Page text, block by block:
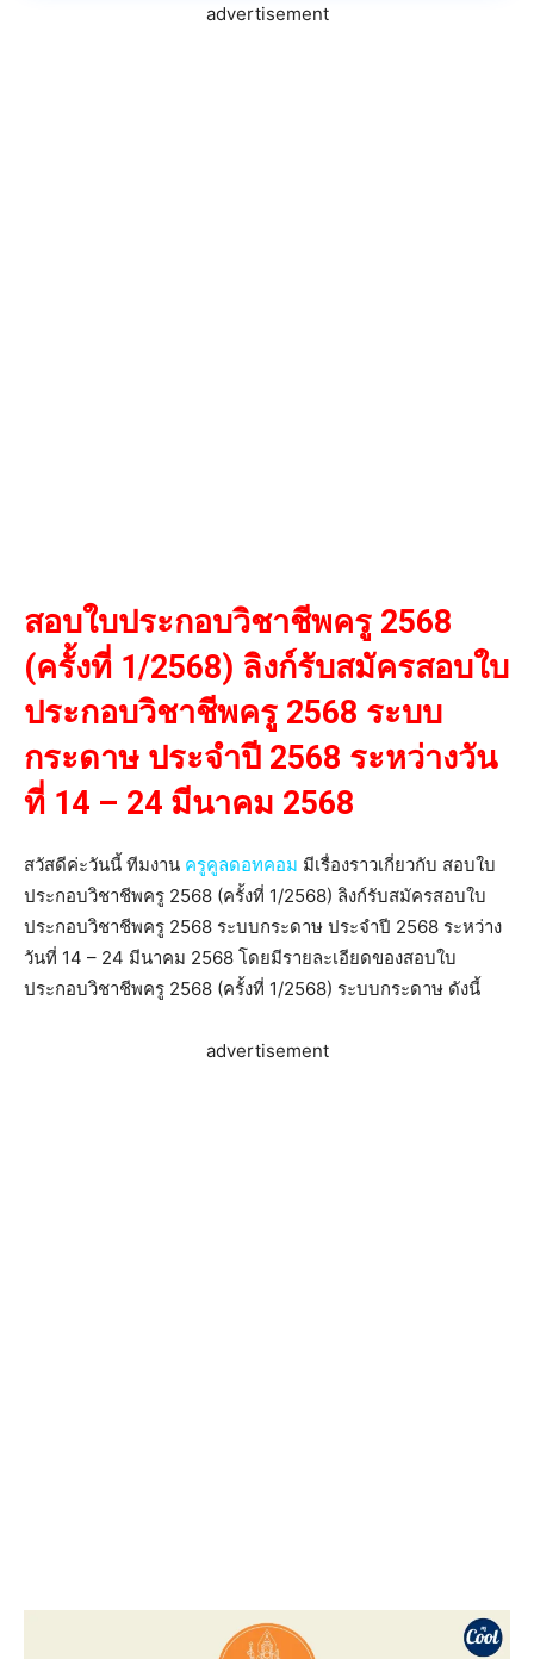
advertisement
สอบใบประกอบวิชาชีพครู 2568
(ครั้งที่ 1/2568) ลิงก์รับสมัครสอบใบ
ประกอบวิชาชีพครู 2568 ระบบ
กระดาษ ประจำปี 2568 ระหว่างวัน
ที่ 14 – 24 มีนาคม 2568
สวัสดีค่ะวันนี้ ทีมงาน ครูคูลดอทคอม มีเรื่องราวเกี่ยวกับ สอบใบ
ประกอบวิชาชีพครู 2568 (ครั้งที่ 1/2568) ลิงก์รับสมัครสอบใบ
ประกอบวิชาชีพครู 2568 ระบบกระดาษ ประจำปี 2568 ระหว่าง
วันที่ 14 – 24 มีนาคม 2568 โดยมีรายละเอียดของสอบใบ
ประกอบวิชาชีพครู 2568 (ครั้งที่ 1/2568) ระบบกระดาษ ดังนี้
advertisement